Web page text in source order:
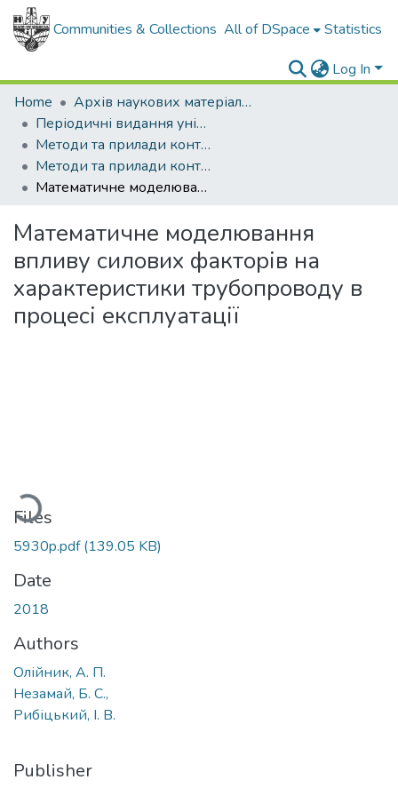
Communities & Collections All of DSpace Statistics
Log In
Home
Архів наукових матеріалів
Періодичні видання університету
Методи та прилади контролю якості
Методи та прилади контролю якості - 2018 - № 40
Математичне моделювання впливу силових факторів на характеристики трубопроводу в процесі експлуатації
Математичне моделювання
впливу силових факторів на
характеристики трубопроводу в
процесі експлуатації
Loading...
Files
5930p.pdf(139.05 KB)
Date
2018
Authors
Олійник, А. П.
Незамай, Б. С.,
Рибіцький, І. В.
Publisher